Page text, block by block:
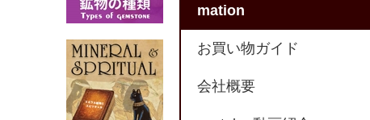
mation
お買い物ガイド
会社概要